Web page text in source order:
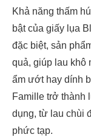
Khả năng thấm
bật của giấy lụa
đặc biệt, sản
quả, giúp lau khô
ẩm ướt hay dính
Famille trở thành
dụng, từ lau chùi
phức tạp.